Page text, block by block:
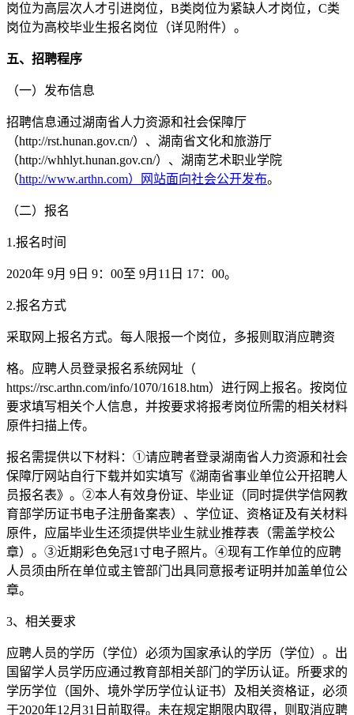
岗位为高层次人才引进岗位，B类岗位为紧缺人才岗位，C类
岗位为高校毕业生报名岗位（详见附件）。
五、招聘程序
（一）发布信息
招聘信息通过湖南省人力资源和社会保障厅
（http://rst.hunan.gov.cn/）、湖南省文化和旅游厅
（http://whhlyt.hunan.gov.cn/）、湖南艺术职业学院
（http://www.arthn.com）网站面向社会公开发布。
（二）报名
1.报名时间
2020年 9月 9日 9：00至 9月11日 17：00。
2.报名方式
采取网上报名方式。每人限报一个岗位，多报则取消应聘资
格。应聘人员登录报名系统网址（
https://rsc.arthn.com/info/1070/1618.htm）进行网上报名。按岗位
要求填写相关个人信息，并按要求将报考岗位所需的相关材料
原件扫描上传。
报名需提供以下材料：①请应聘者登录湖南省人力资源和社会
保障厅网站自行下载并如实填写《湖南省事业单位公开招聘人
员报名表》。②本人有效身份证、毕业证（同时提供学信网教
育部学历证书电子注册备案表）、学位证、资格证及有关材料
原件，应届毕业生还须提供毕业生就业推荐表（需盖学校公
章）。③近期彩色免冠1寸电子照片。④现有工作单位的应聘
人员须由所在单位或主管部门出具同意报考证明并加盖单位公
章。
3、相关要求
应聘人员的学历（学位）必须为国家承认的学历（学位）。出
国留学人员学历应通过教育部相关部门的学历认证。所要求的
学历学位（国外、境外学历学位认证书）及相关资格证，必须
于2020年12月31日前取得。未在规定期限内取得，则取消应聘